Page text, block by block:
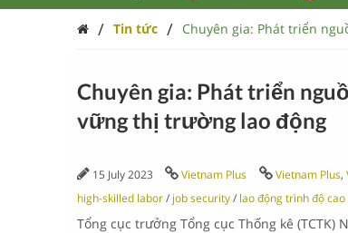
/ Tin tức / Chuyên gia: Phát triển
Chuyên gia: Phát triển
vững thị trường lao động
15 July 2023 Vietnam Plus Vietnam Plus,
high-skilled labor / job security / lao động trình độ cao
Tổng cục trưởng Tổng cục Thống kê